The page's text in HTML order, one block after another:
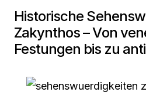
Historische
Zakynthos – Von
Festungen bis zu